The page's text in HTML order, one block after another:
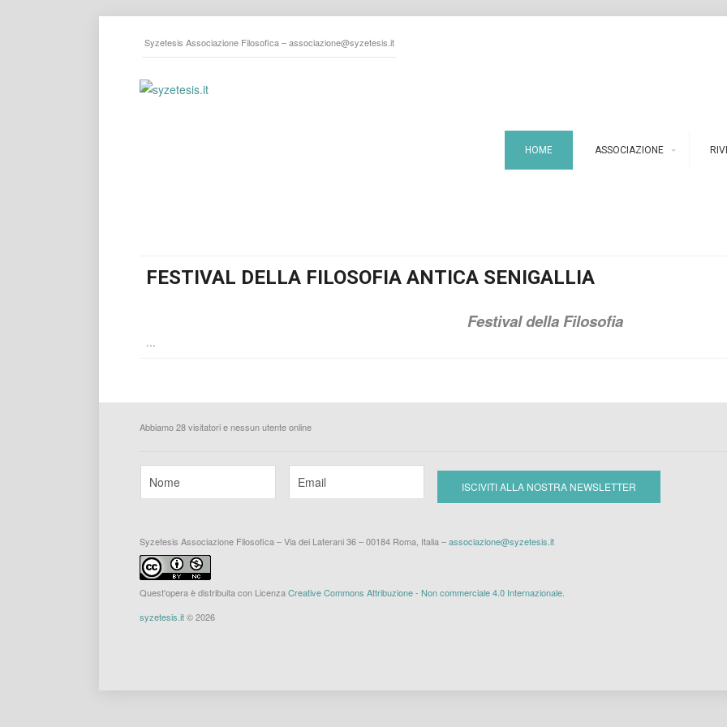
Syzetesis Associazione Filosofica –associazione@syzetesis.it
HOME ASSOCIAZIONE
FESTIVAL DELLA FILOSOFIA ANTICA SENIGALLIA
Festival della Filosofia
...
Abbiamo 28 visitatori e nessun utente online
Syzetesis Associazione Filosofica – Via dei Laterani 36 – 00184 Roma, Italia –associazione@syzetesis.it
Quest'opera è distribuita con LicenzaCreative Commons Attribuzione - Non commerciale 4.0 Internazionale
syzetesis.it© 2026